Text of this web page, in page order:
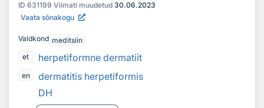
ID 631199 Viimati muudetud 30.06.2023
Vaata sõnakogu
Valdkond meditsiin
et
herpetiformne dermatiit
en
dermatitis herpetiformis
DH